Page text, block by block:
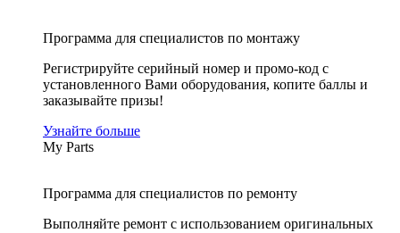
Программа для специалистов по монтажу
Регистрируйте серийный номер и промо-код с
установленного Вами оборудования, копите баллы и
заказывайте призы!
Узнайте больше
My Parts
Программа для специалистов по ремонту
Выполняйте ремонт с использованием оригинальных